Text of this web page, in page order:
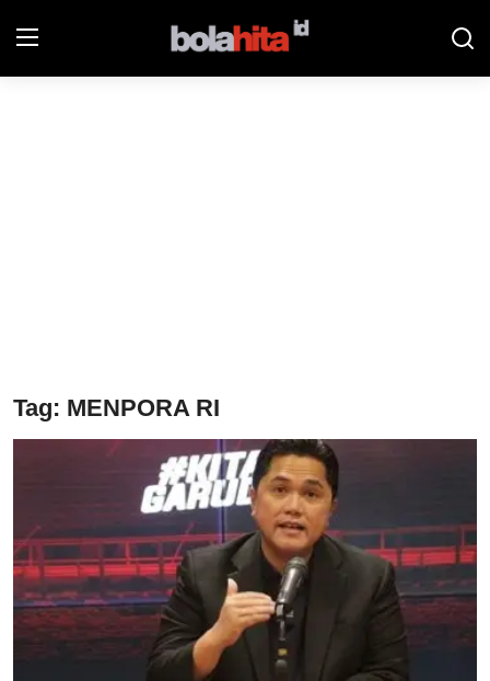
Futsalhita
Total Sports
Contact
Pedoman Media Siber
Tag: MENPORA RI